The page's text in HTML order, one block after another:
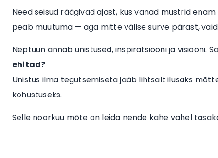
Need seisud räägivad ajast, kus vanad mustrid
peab muutuma — aga mitte välise surve pärast,
Neptuun annab unistused, inspiratsiooni ja visiooni.
ehitad?
Unistus ilma tegutsemiseta jääb lihtsalt ilusaks
kohustuseks.
Selle noorkuu mõte on leida nende kahe vahel